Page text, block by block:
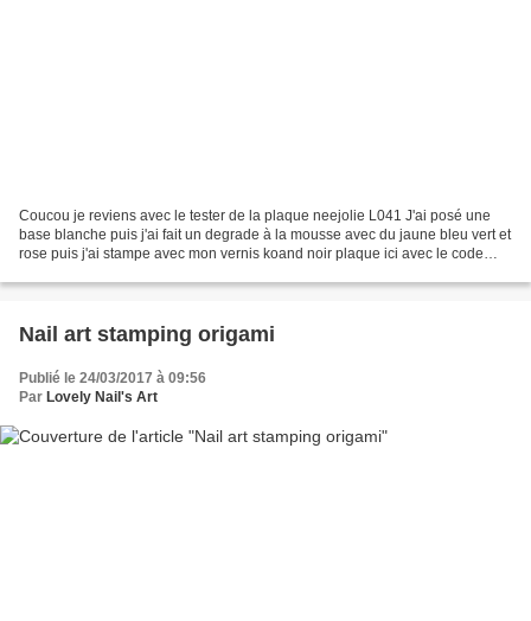
Coucou je reviens avec le tester de la plaque neejolie L041 J'ai posé une
base blanche puis j'ai fait un degrade à la mousse avec du jaune bleu vert et
rose puis j'ai stampe avec mon vernis koand noir plaque ici avec le code
Nail art stamping origami
Publié le 24/03/2017 à 09:56
Par Lovely Nail's Art